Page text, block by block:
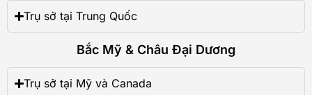
Trụ sở tại Trung Quốc
Bắc Mỹ & Châu Đại Dương
Trụ sở tại Mỹ và Canada